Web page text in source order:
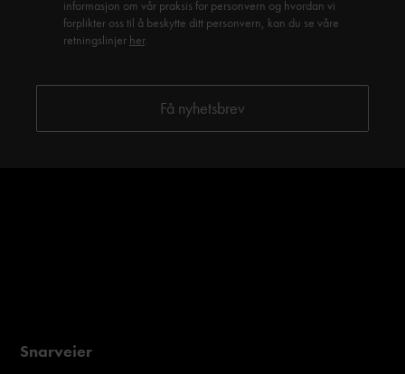
informasjon om vår praksis for personvern og hvordan vi
forplikter oss til å beskytte ditt personvern, kan du se våre
retningslinjer her.
Snarveier